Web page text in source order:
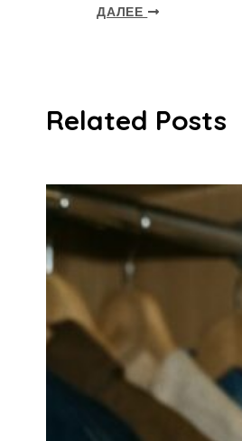
ДАЛЕЕ
Related Posts